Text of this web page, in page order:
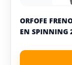
ORFOFE
EN SPINNING